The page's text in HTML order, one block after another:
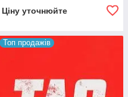
Ціну уточнюйте
Топ продажів